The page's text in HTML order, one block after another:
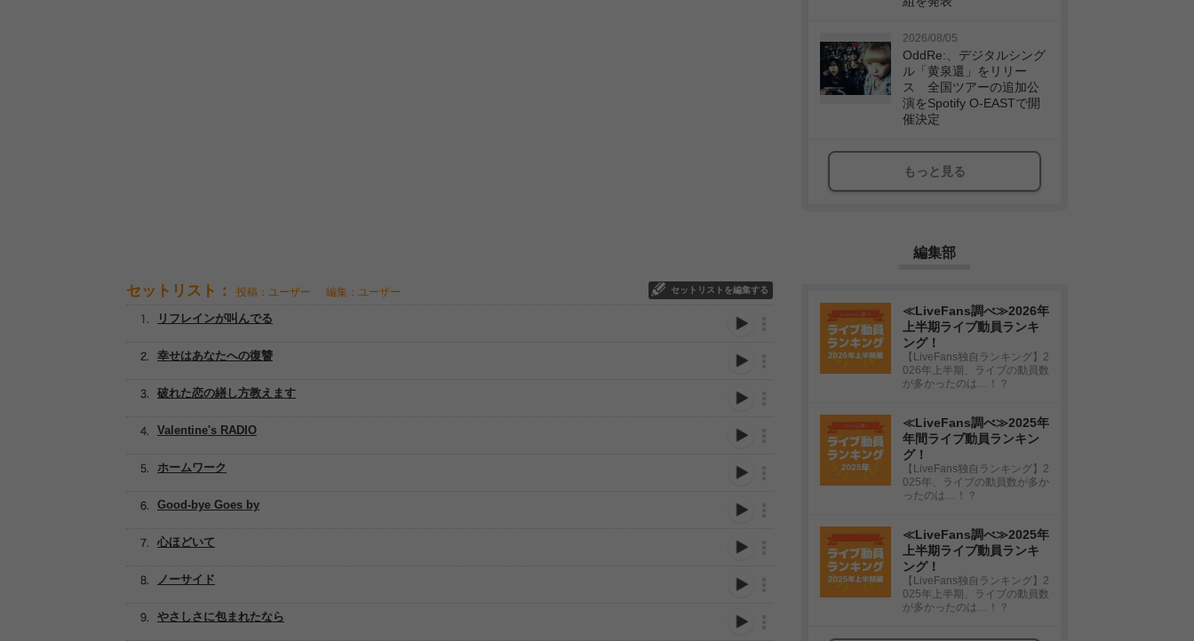
セットリスト： 投稿：ユーザー 編集：ユーザー セットリストを編集する
Good-bye Goes by
幸せはあなたへの復讐
心ほどいて
ホームワーク
Valentine's RADIO
リフレインが叫んでる
破れた恋の繕し方教えます
ノーサイド
やさしさに包まれたなら
2026/08/05
OddRe:、デジタルシング
ル「黄泉還」をリリー
ス 全国ツアーの追加公
演をSpotify O-EASTで開
催決定
もっと見る
編集部
≪LiveFans調べ≫2026年
上半期ライブ動員ランキ
ング！
【LiveFans独自ランキング】2
026年上半期、ライブの動員数
が多かったのは…！？
≪LiveFans調べ≫2025年
年間ライブ動員ランキン
グ！
【LiveFans独自ランキング】2
025年、ライブの動員数が多か
ったのは…！？
≪LiveFans調べ≫2025年
上半期ライブ動員ランキ
ング！
【LiveFans独自ランキング】2
025年上半期、ライブの動員数
が多かったのは…！？